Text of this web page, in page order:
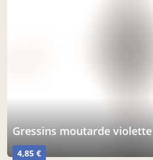
gressins moutarde violette
4,85 €